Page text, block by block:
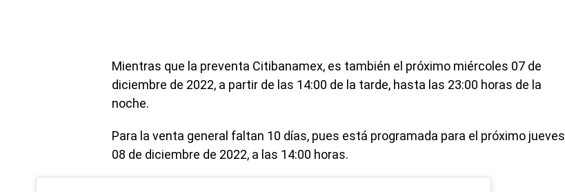
Mientras que la preventa Citibanamex, es también el próximo miércoles 07 de
diciembre de 2022, a partir de las 14:00 de la tarde, hasta las 23:00 horas de la
noche.
Para la venta general faltan 10 días, pues está programada para el próximo jueves
08 de diciembre de 2022, a las 14:00 horas.